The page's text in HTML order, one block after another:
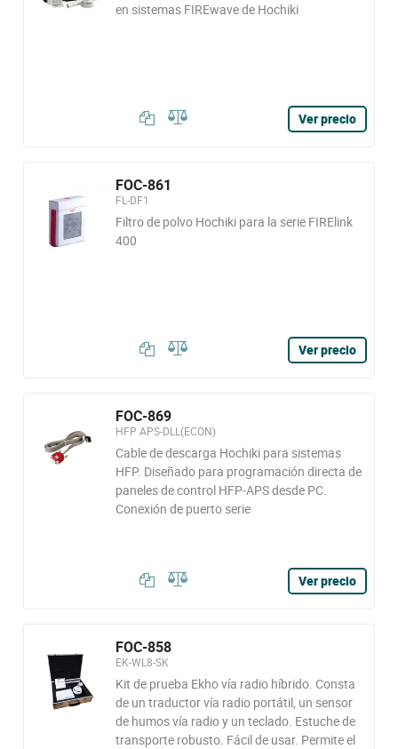
en sistemas FIREwave de Hochiki
Ver precio
FOC-861
FL-DF1
Filtro de polvo Hochiki para la serie FIRElink
400
Ver precio
FOC-869
HFP APS-DLL(ECON)
Cable de descarga Hochiki para sistemas
HFP. Diseñado para programación directa de
paneles de control HFP-APS desde PC.
Conexión de puerto serie
Ver precio
FOC-858
EK-WL8-SK
Kit de prueba Ekho vía radio híbrido. Consta
de un traductor vía radio portátil, un sensor
de humos vía radio y un teclado. Estuche de
transporte robusto. Fácil de usar. Permite el